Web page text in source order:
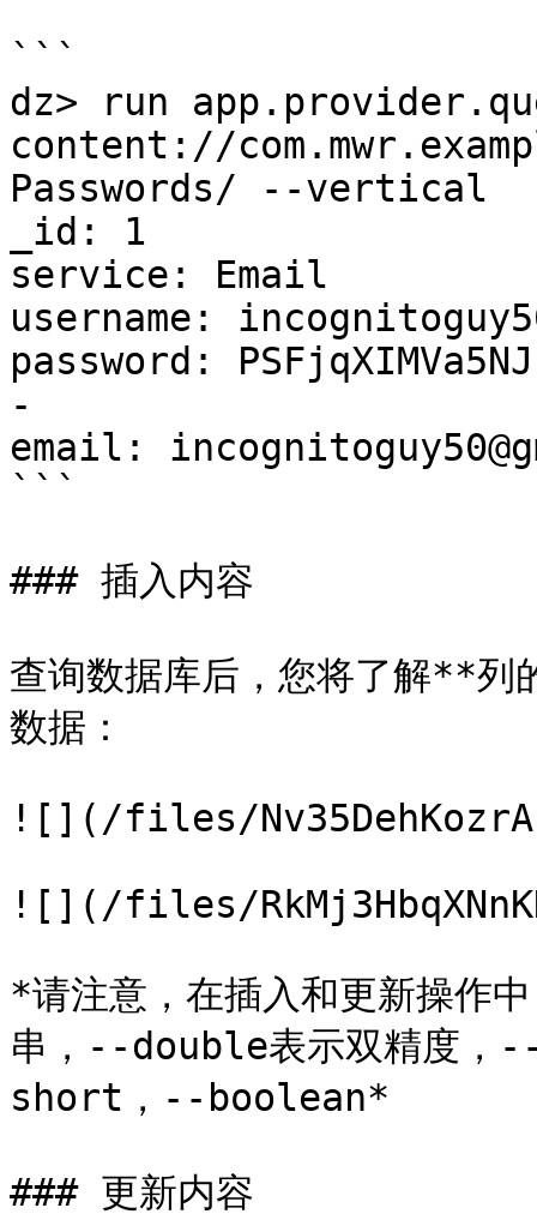
```
dz> run
content://
Passwords/ --vertical
_id: 1
service: Email
username:
password:
-
email:
```
### 插入内容
查询数据库后，您将了解**列
数据：
![](/files/
![](/files/
*请注意，在插入和更新操
串，--double表示双精
short，--boolean*
### 更新内容